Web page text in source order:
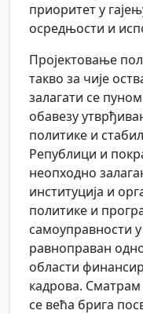
приоритет у
осредњости и
Пројектовање
такво за чије
залагати се
обавезу
политике и
Републици и
неопходно
институција и
политике и
самоуправности
равноправан
области
кадрова. Сматрам
се већа брига